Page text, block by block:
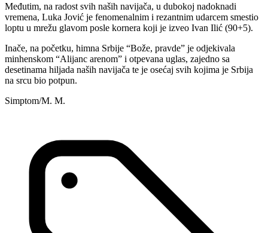
Međutim, na radost svih naših navijača, u dubokoj nadoknadi
vremena, Luka Jović je fenomenalnim i rezantnim udarcem smestio
loptu u mrežu glavom posle kornera koji je izveo Ivan Ilić (90+5).
Inače, na početku, himna Srbije “Bože, pravde” je odjekivala
minhenskom “Alijanc arenom” i otpevana uglas, zajedno sa
desetinama hiljada naših navijača te je osećaj svih kojima je Srbija
na srcu bio potpun.
Simptom/M. M.